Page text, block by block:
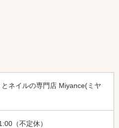
とネイルの専門店 Miyance(ミヤ
（不定休）